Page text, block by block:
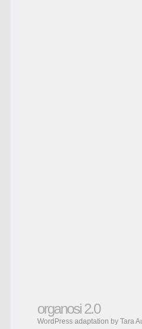
organosi 2.0
WordPress adaptation by Tara